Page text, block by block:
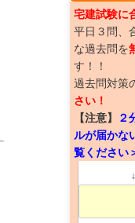
宅建試験に
平日３問、
な過去問を
す！！
過去問対策
さい！
【注意】
２
ルが届かな
覧ください